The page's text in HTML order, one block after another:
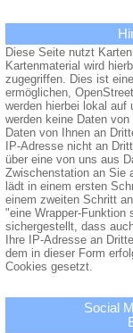
Diese Seite nutzt
Kartenmaterial wird
zugegriffen. Dies ist
ermöglichen,
werden hierbei lokal auf
werden keine Daten
Daten von Ihnen an
IP-Adresse nicht an
über eine von uns aus
Zwischenstation an Sie
lädt in einem ersten
einem zweiten Schritt
"eine Wrapper-
sichergestellt, dass
Ihre IP-Adresse an
dem in dieser Form
Cookies gesetzt.
Social